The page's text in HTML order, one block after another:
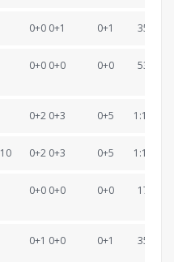
0+0 0+1 0+1 35:35.4
0+0 0+0 0+0 53:28.2
0+2 0+3 0+5 1:12:24.4
10 0+2 0+3 0+5 1:12:35.2
0+0 0+0 0+0 17:18.7
0+1 0+0 0+1 35:28.8